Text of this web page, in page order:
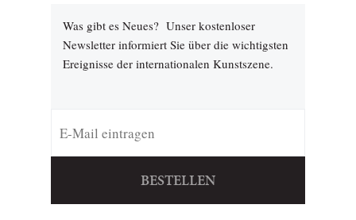
Was gibt es Neues? Unser kostenloser
Newsletter informiert Sie über die wichtigsten
Ereignisse der internationalen Kunstszene.
BESTELLEN